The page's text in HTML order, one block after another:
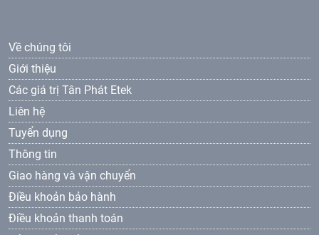
Về chúng tôi
Giới thiệu
Các giá trị Tân Phát Etek
Liên hệ
Tuyển dụng
Thông tin
Giao hàng và vận chuyển
Điều khoản bảo hành
Điều khoản thanh toán